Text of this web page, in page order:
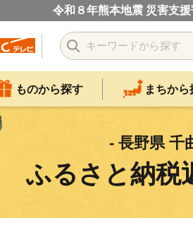
令和８年熊本地震 災害支
ものから探す まちから
- 長野県 千
ふるさと納税